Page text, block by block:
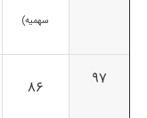
سهمیه)
۹۷ ۸۶